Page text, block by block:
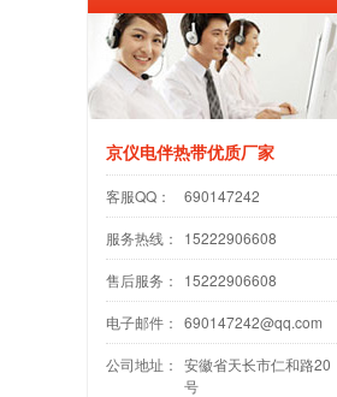
京仪电伴热带优质厂家
客服QQ： 690147242
服务热线： 15222906608
售后服务： 15222906608
电子邮件： 690147242@qq.com
公司地址： 安徽省天长市仁和路20
号